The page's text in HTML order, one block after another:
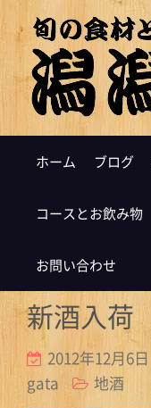
ホーム ブログ
コースとお飲み物
お問い合わせ
新酒入荷
2012年12月6日
gata
地酒